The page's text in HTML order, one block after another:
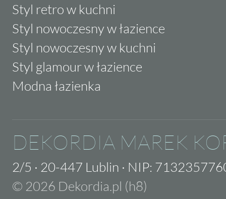
Styl retro w kuchni
Styl nowoczesny w łazience
Styl nowoczesny w kuchni
Styl glamour w łazience
Modna łazienka
DEKORDIA MAREK
2/5 · 20-447 Lublin · NIP:
© 2026 Dekordia.pl (h8)